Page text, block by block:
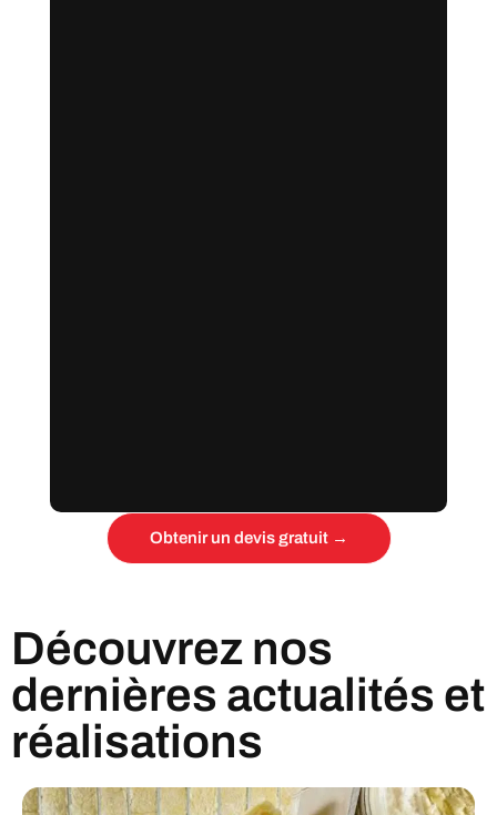
Obtenir un devis gratuit →
Découvrez nos
dernières actualités et
réalisations